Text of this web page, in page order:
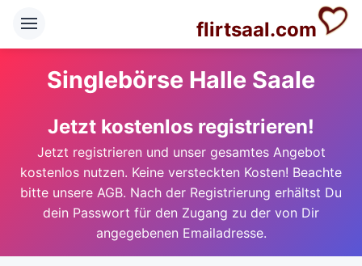
flirtsaal.com
Singlebörse Halle Saale
Jetzt kostenlos registrieren!
Jetzt registrieren und unser gesamtes Angebot
kostenlos nutzen. Keine versteckten Kosten! Beachte
bitte unsere AGB. Nach der Registrierung erhältst Du
dein Passwort für den Zugang zu der von Dir
angegebenen Emailadresse.